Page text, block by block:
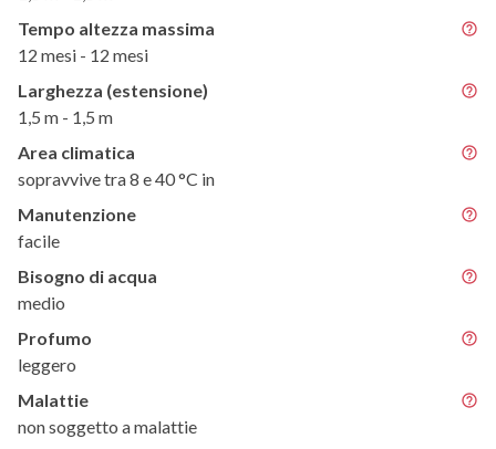
Tempo altezza massima
12 mesi - 12 mesi
Larghezza (estensione)
1,5 m - 1,5 m
Area climatica
sopravvive tra 8 e 40 °C in
Manutenzione
facile
Bisogno di acqua
medio
Profumo
leggero
Malattie
non soggetto a malattie